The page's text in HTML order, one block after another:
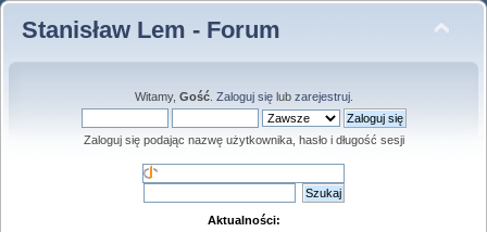
Stanisław Lem - Forum
Witamy, Gość. Zaloguj sięlub zarejestruj.
Zaloguj się podając nazwę użytkownika, hasło i długość sesji
Aktualności: